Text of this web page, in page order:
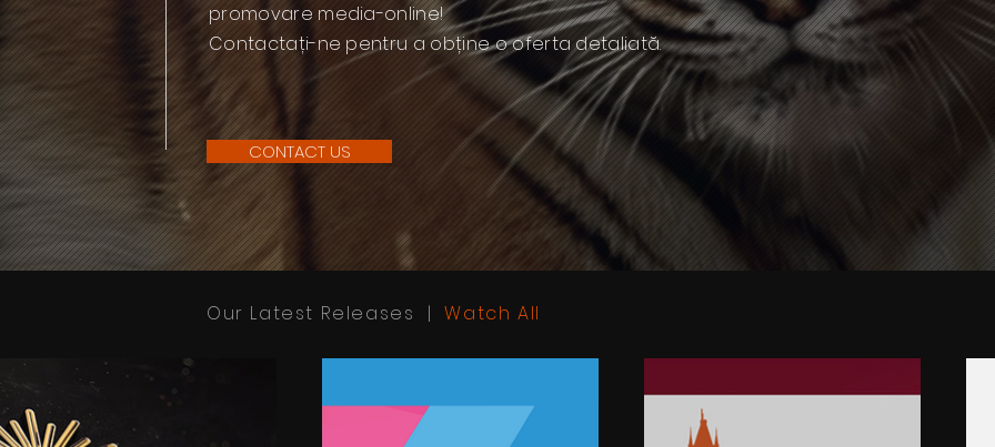
promovare media-online!
Contactați-ne pentru a obține o oferta detaliată.
CONTACT US
Our Latest Releases |Watch All